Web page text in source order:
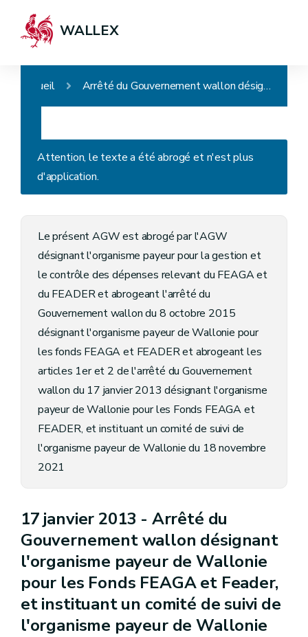
WALLEX
Accueil Arrêté du Gouvernement wallon désignant l'organisme payeur de Wallonie pour les Fonds FEAGA et Feader, et instituant un comité de suivi de l'organisme payeur de Wallonie
Attention, le texte a été abrogé et n'est plus
d'application.
Le présent AGW est abrogé par l'AGW
désignant l'organisme payeur pour la gestion et
le contrôle des dépenses relevant du FEAGA et
du FEADER et abrogeant l'arrêté du
Gouvernement wallon du 8 octobre 2015
désignant l'organisme payeur de Wallonie pour
les fonds FEAGA et FEADER et abrogeant les
articles 1er et 2 de l'arrêté du Gouvernement
wallon du 17 janvier 2013 désignant l'organisme
payeur de Wallonie pour les Fonds FEAGA et
FEADER, et instituant un comité de suivi de
l'organisme payeur de Wallonie du 18 novembre
2021
17 janvier 2013 - Arrêté du
Gouvernement wallon désignant
l'organisme payeur de Wallonie
pour les Fonds FEAGA et Feader,
et instituant un comité de suivi de
l'organisme payeur de Wallonie